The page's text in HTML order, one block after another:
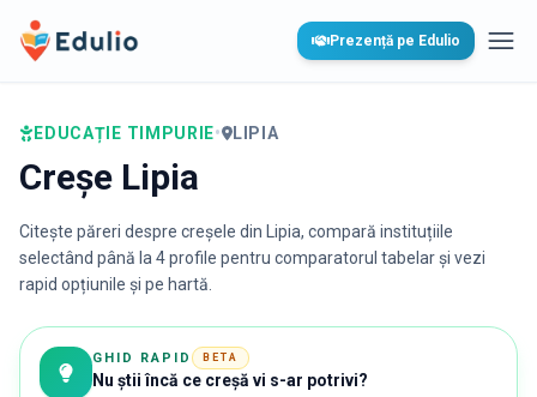
Edulio Prezență pe Edulio
EDUCAȚIE TIMPURIE• LIPIA
Creșe Lipia
Citește păreri despre creșele din Lipia, compară instituțiile
selectând până la 4 profile pentru comparatorul tabelar și vezi
rapid opțiunile și pe hartă.
GHID RAPID BETA
Nu știi încă ce creșă vi s-ar potrivi?